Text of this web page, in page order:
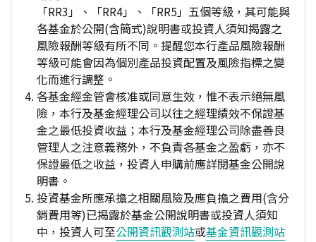
「RR3」、「RR4」、「RR5」五個等級，其可能與
各基金於公開(含簡式)說明書或投資人須知揭露之
風險報酬等級有所不同。提醒您本行產品風險報酬
等級可能會因為個別產品投資配置及風險指標之變
化而進行調整。
各基金經金管會核准或同意生效，惟不表示絕無風
險，本行及基金經理公司以往之經理績效不保證基
金之最低投資收益；本行及基金經理公司除盡善良
管理人之注意義務外，不負責各基金之盈虧，亦不
保證最低之收益，投資人申購前應詳閱基金公開說
明書。
投資基金所應承擔之相關風險及應負擔之費用(含分
銷費用等)已揭露於基金公開說明書或投資人須知
中，投資人可至公開資訊觀測站或基金資訊觀測站